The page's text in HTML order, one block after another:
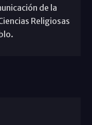
de la
Religiosas